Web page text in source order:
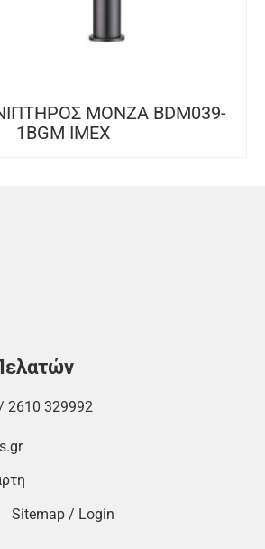
MONZA BDM039-
1BGM IMEX
2610 329992
Sitemap / Login